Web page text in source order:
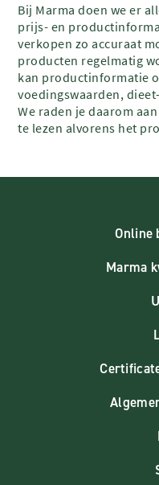
Bij Marma doen we er
prijs- en
verkopen zo accuraat
producten regelmatig
kan productinformatie
voedingswaarden,
We raden je daarom
te lezen alvorens het
Online
Marma